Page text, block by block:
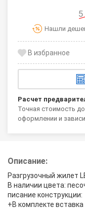
Нашли
Расчет
Точная стоимость
оформлении и
Описание:
Разгрузочный жилет
В наличии цвета:
писание конструкции:
+В комплекте